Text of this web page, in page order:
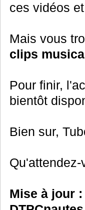
ces vidéos
Mais vous
clips
Pour finir,
bientôt
Bien sur,
Mise à jour